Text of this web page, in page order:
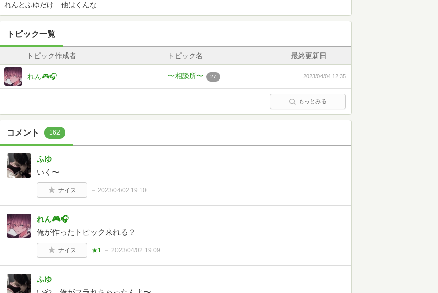
れんとふゆだけ 他はくんな
トピック一覧
トピック作成者 トピック名 最終更新日
れん🎮🎧 〜相談所〜 27 2023/04/04 12:35
もっとみる
コメント 162
ふゆ
いく〜
ナイス 2023/04/02 19:10
れん🎮🎧
俺が作ったトピック来れる？
ナイス ★1 2023/04/02 19:09
ふゆ